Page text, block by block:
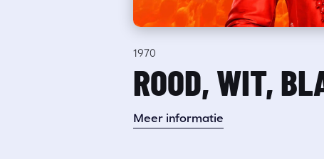
1970
ROOD, WIT,
Meer informatie